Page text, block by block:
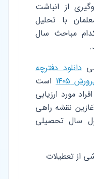
از انباشت
با تحلیل
مباحث سال
دانلود دفترچه
۱۴۰۵
است
مورد ارزیابی
نقشه راهی
سال تحصیلی
از تعطیلات